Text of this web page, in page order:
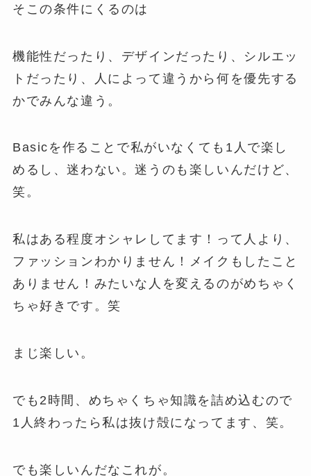
そこの条件にくるのは
機能性だったり、デザインだったり、シルエッ
トだったり、人によって違うから何を優先する
かでみんな違う。
Basicを作ることで私がいなくても1人で楽し
めるし、迷わない。迷うのも楽しいんだけど、
笑。
私はある程度オシャレしてます！って人より、
ファッションわかりません！メイクもしたこと
ありません！みたいな人を変えるのがめちゃく
ちゃ好きです。笑
まじ楽しい。
でも2時間、めちゃくちゃ知識を詰め込むので
1人終わったら私は抜け殻になってます、笑。
でも楽しいんだなこれが。